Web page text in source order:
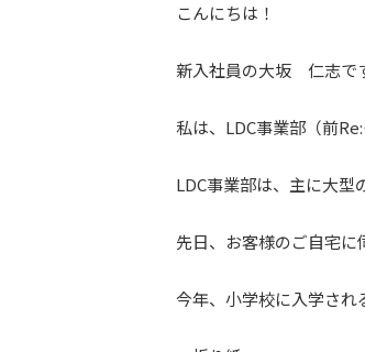
こんにちは！
新入社員の大坂 仁志で
私は、LDC事業部（前
LDC事業部は、主に大型
先日、お客様のご自宅に
今年、小学校に入学され